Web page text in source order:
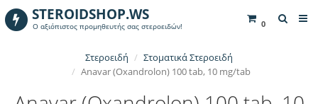
0
STEROIDSHOP.WS
Ο αξιόπιστος προμηθευτής σας στεροειδών!
Στεροειδή
Στοματικά Στεροειδή
Anavar (Oxandrolon) 100 tab, 10 mg/tab